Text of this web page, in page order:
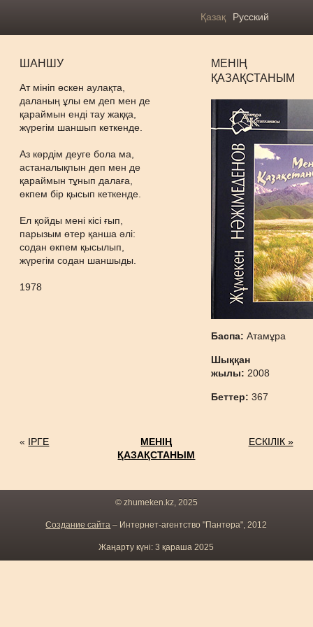
Қазақ Русский
ШАНШУ
Ат мініп өскен аулақта,
даланың ұлы ем деп мен де
қараймын енді тау жаққа,
жүрегім шаншып кеткенде.
Аз көрдім деуге бола ма,
астаналықпын деп мен де
қараймын тұнып далаға,
өкпем бір қысып кеткенде.
Ел қойды мені кісі ғып,
парызым өтер қанша әлі:
содан өкпем қысылып,
жүрегім содан шаншыды.
1978
МЕНІҢ
ҚАЗАҚСТАНЫМ
Баспа:Атамұра
Шыққан
жылы: 2008
Беттер:367
« ІРГЕ
МЕНІҢ
ҚАЗАҚСТАНЫМ
ЕСКІЛІК »
© zhumeken.kz, 2025
Создание сайта – Интернет-агентство "Пантера", 2012
Жаңарту күні: 3 қараша 2025